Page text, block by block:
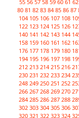
55 56 57 58 59 60 61 62
80 81 82 83 84 85 86 87
104 105 106 107 108
122 123 124 125 126
140 141 142 143 144
158 159 160 161 162
176 177 178 179 180
194 195 196 197 198
212 213 214 215 216
230 231 232 233 234
248 249 250 251 252
266 267 268 269 270
284 285 286 287 288
302 303 304 305 306
320 321 322 323 324